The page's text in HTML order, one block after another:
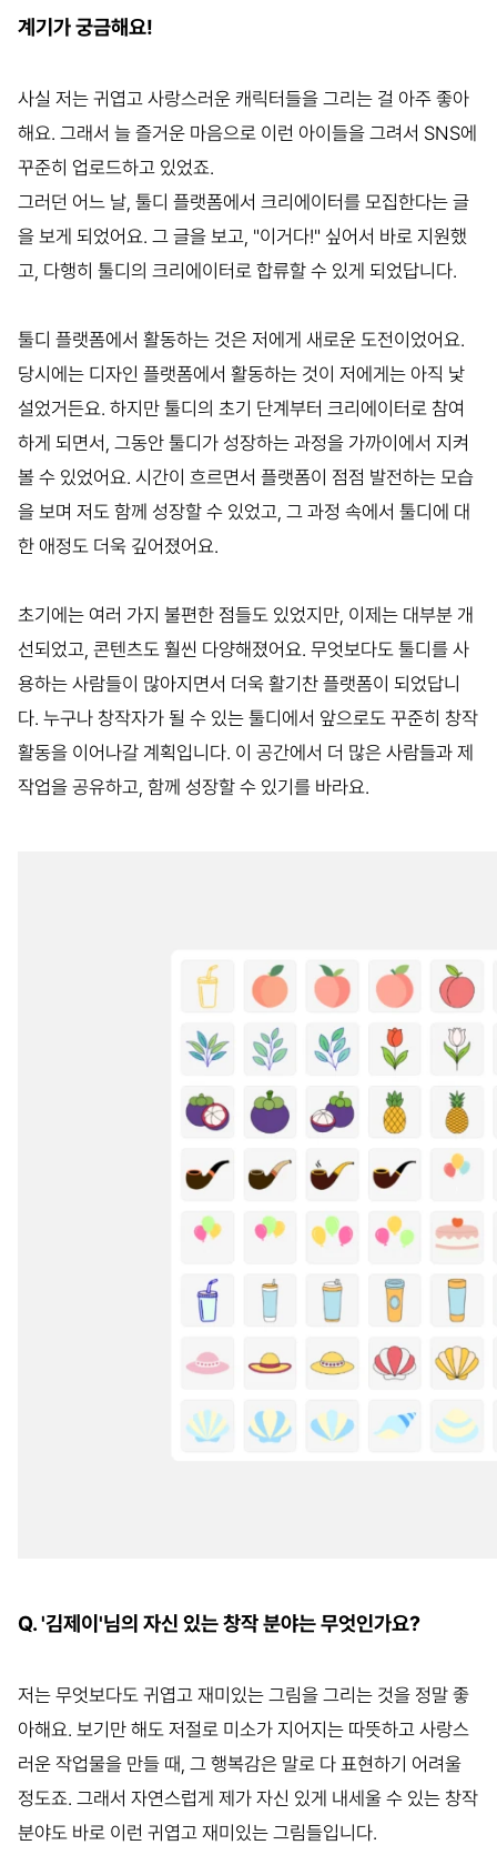
계기가 궁금해요!
사실 저는 귀엽고 사랑스러운 캐릭터들을 그리는 걸 아주 좋아
해요. 그래서 늘 즐거운 마음으로 이런 아이들을 그려서 SNS에
꾸준히 업로드하고 있었죠.
그러던 어느 날, 툴디 플랫폼에서 크리에이터를 모집한다는 글
을 보게 되었어요. 그 글을 보고, "이거다!" 싶어서 바로 지원했
고, 다행히 툴디의 크리에이터로 합류할 수 있게 되었답니다.
툴디 플랫폼에서 활동하는 것은 저에게 새로운 도전이었어요.
당시에는 디자인 플랫폼에서 활동하는 것이 저에게는 아직 낯
설었거든요. 하지만 툴디의 초기 단계부터 크리에이터로 참여
하게 되면서, 그동안 툴디가 성장하는 과정을 가까이에서 지켜
볼 수 있었어요. 시간이 흐르면서 플랫폼이 점점 발전하는 모습
을 보며 저도 함께 성장할 수 있었고, 그 과정 속에서 툴디에 대
한 애정도 더욱 깊어졌어요.
초기에는 여러 가지 불편한 점들도 있었지만, 이제는 대부분 개
선되었고, 콘텐츠도 훨씬 다양해졌어요. 무엇보다도 툴디를 사
용하는 사람들이 많아지면서 더욱 활기찬 플랫폼이 되었답니
다. 누구나 창작자가 될 수 있는 툴디에서 앞으로도 꾸준히 창작
활동을 이어나갈 계획입니다. 이 공간에서 더 많은 사람들과 제
작업을 공유하고, 함께 성장할 수 있기를 바라요.
Q. '김제이'님의 자신 있는 창작 분야는 무엇인가요?
저는 무엇보다도 귀엽고 재미있는 그림을 그리는 것을 정말 좋
아해요. 보기만 해도 저절로 미소가 지어지는 따뜻하고 사랑스
러운 작업물을 만들 때, 그 행복감은 말로 다 표현하기 어려울
정도죠. 그래서 자연스럽게 제가 자신 있게 내세울 수 있는 창작
분야도 바로 이런 귀엽고 재미있는 그림들입니다.